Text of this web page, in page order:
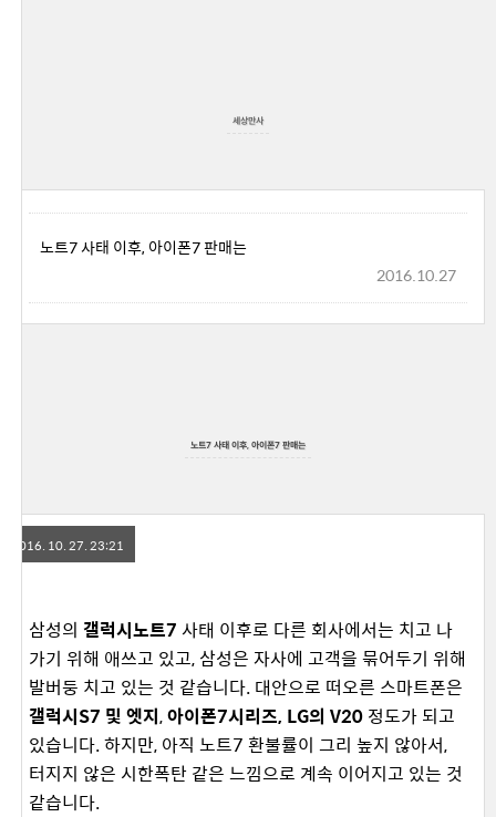
세상만사
노트7 사태 이후, 아이폰7 판매는
2016.10.27
노트7 사태 이후, 아이폰7 판매는
2016. 10. 27. 23:21
삼성의 갤럭시노트7 사태 이후로 다른 회사에서는 치고 나
가기 위해 애쓰고 있고, 삼성은 자사에 고객을 묶어두기 위해
발버둥 치고 있는 것 같습니다. 대안으로 떠오른 스마트폰은
갤럭시S7 및 엣지,아이폰7시리즈, LG의 V20 정도가 되고
있습니다. 하지만, 아직 노트7 환불률이 그리 높지 않아서,
터지지 않은 시한폭탄 같은 느낌으로 계속 이어지고 있는 것
같습니다.